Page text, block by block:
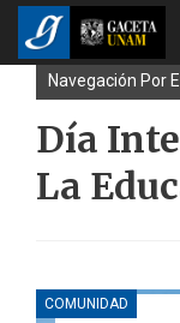
Navegación Por
Día
La
COMUNIDAD